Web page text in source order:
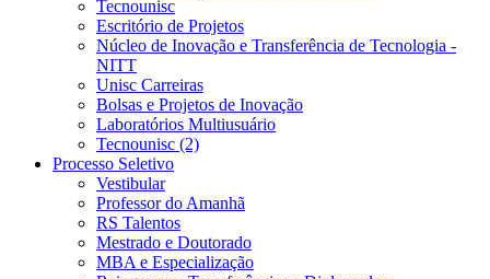
Tecnounisc
Escritório de Projetos
Núcleo de Inovação e Transferência de Tecnologia -
NITT
Unisc Carreiras
Bolsas e Projetos de Inovação
Laboratórios Multiusuário
Tecnounisc (2)
Processo Seletivo
Vestibular
Professor do Amanhã
RS Talentos
Mestrado e Doutorado
MBA e Especialização